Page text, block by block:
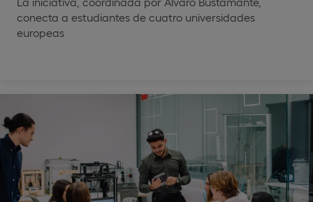
conecta a estudiantes de cuatro universidades
europeas